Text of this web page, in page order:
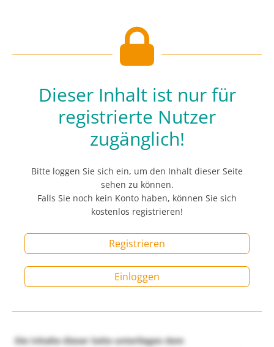
Dieser Inhalt ist nur für
registrierte Nutzer
zugänglich!
Bitte loggen Sie sich ein, um den Inhalt dieser Seite
sehen zu können.
Falls Sie noch kein Konto haben, können Sie sich
kostenlos registrieren!
Registrieren
Einloggen
Die Inhalte dieser Seite unterliegen dem